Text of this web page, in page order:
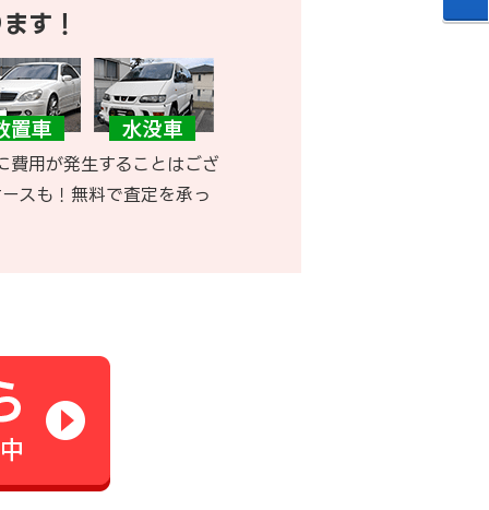
す！
費用が発生することはござ
スも！無料で査定を承っ